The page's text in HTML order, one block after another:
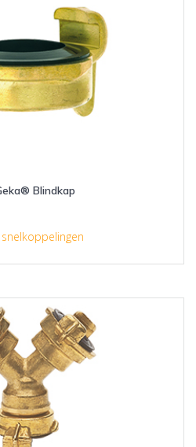
Blindkap